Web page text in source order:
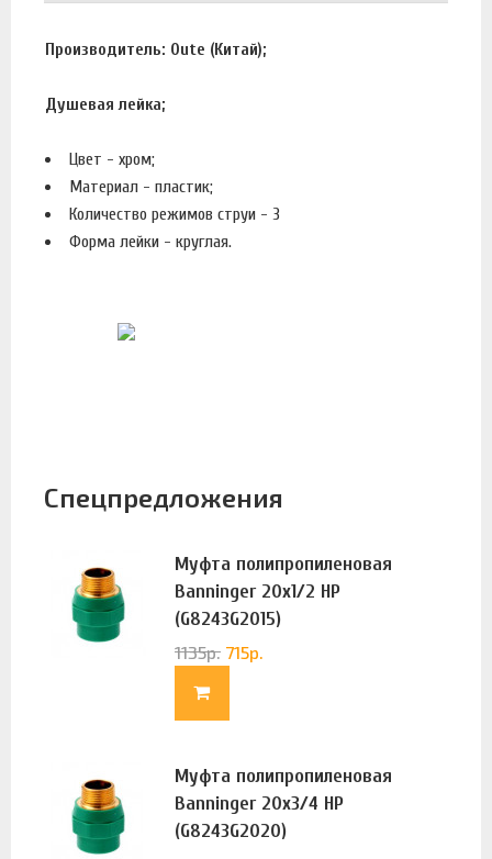
Производитель: Oute (Китай);
Душевая лейка;
Цвет - хром;
Материал - пластик;
Количество режимов струи - 3
Форма лейки - круглая.
Спецпредложения
Муфта полипропиленовая
Banninger 20х1/2 НР
(G8243G2015)
1135р. 715р.
Муфта полипропиленовая
Banninger 20х3/4 НР
(G8243G2020)